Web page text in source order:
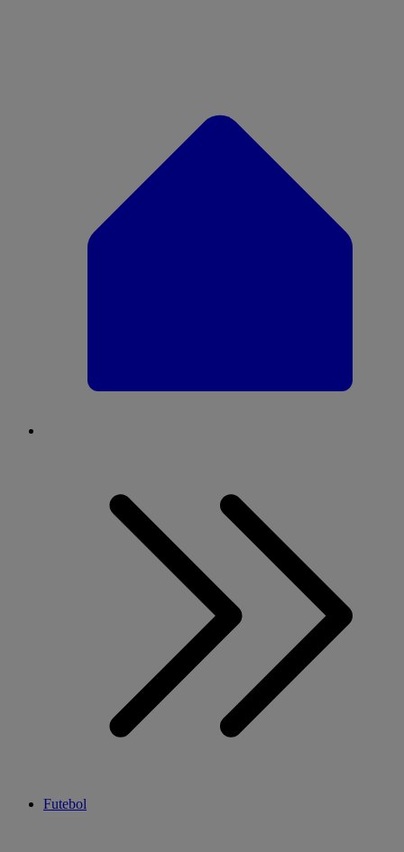
Futebol